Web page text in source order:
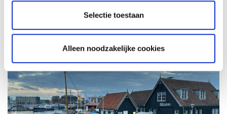
Selectie toestaan
Alleen noodzakelijke cookies
Het ‘Oude Huizer Bankje’. Foto: Judith van Amelsvoort, 2025.